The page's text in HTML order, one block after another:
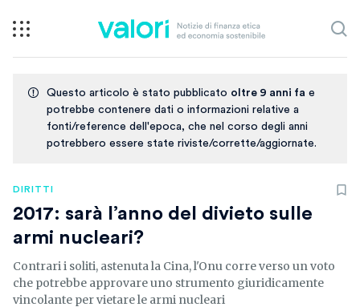
Questo articolo è stato pubblicato oltre 9 anni fa e
potrebbe contenere dati o informazioni relative a
fonti/reference dell'epoca, che nel corso degli anni
potrebbero essere state riviste/corrette/aggiornate.
DIRITTI
2017: sarà l’anno del divieto sulle
armi nucleari?
Contrari i soliti, astenuta la Cina, l'Onu corre verso un voto
che potrebbe approvare uno strumento giuridicamente
vincolante per vietare le armi nucleari